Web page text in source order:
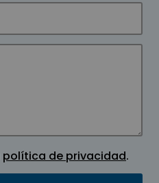
política de privacidad.